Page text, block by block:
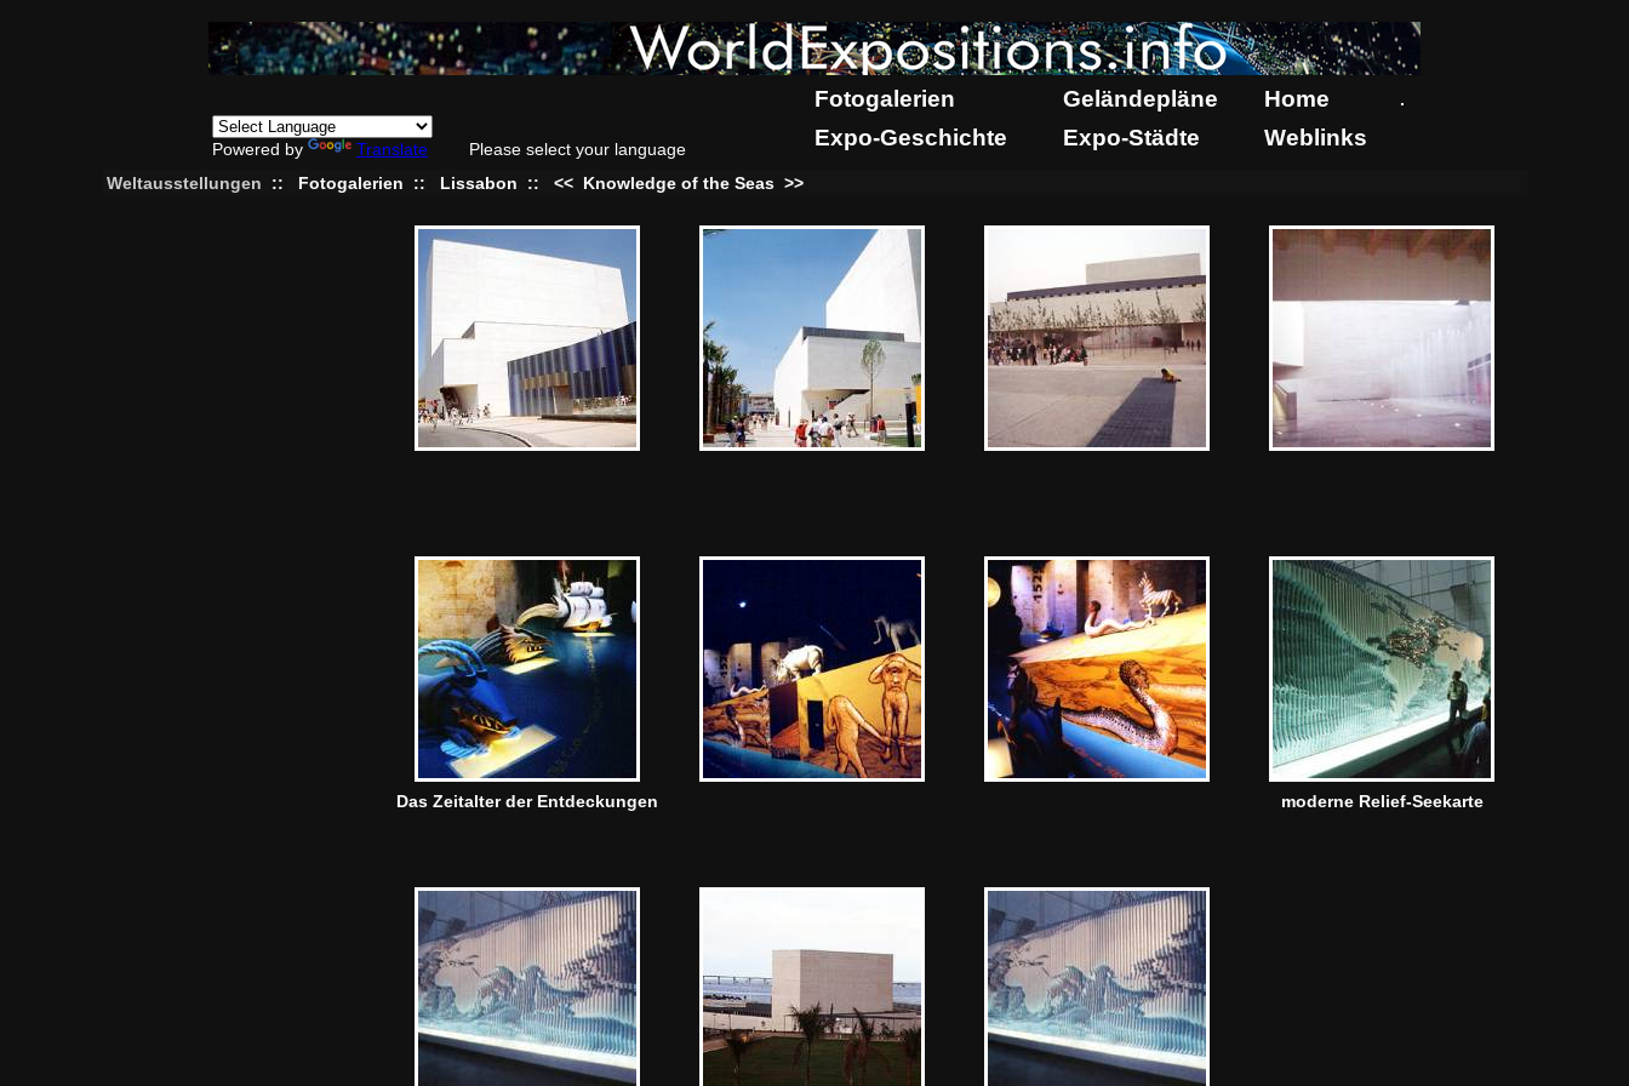
Powered by Translate Please select your language
Fotogalerien Geländepläne Home .
Expo-Geschichte Expo-Städte Weblinks
Weltausstellungen :: Fotogalerien :: Lissabon :: << Knowledge of the Seas >>
Das Zeitalter der Entdeckungen moderne Relief-Seekarte